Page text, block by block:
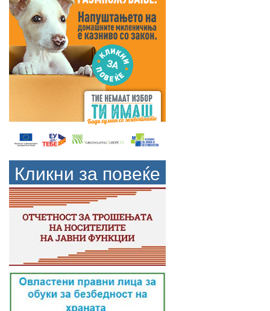
Кликни за повеќе